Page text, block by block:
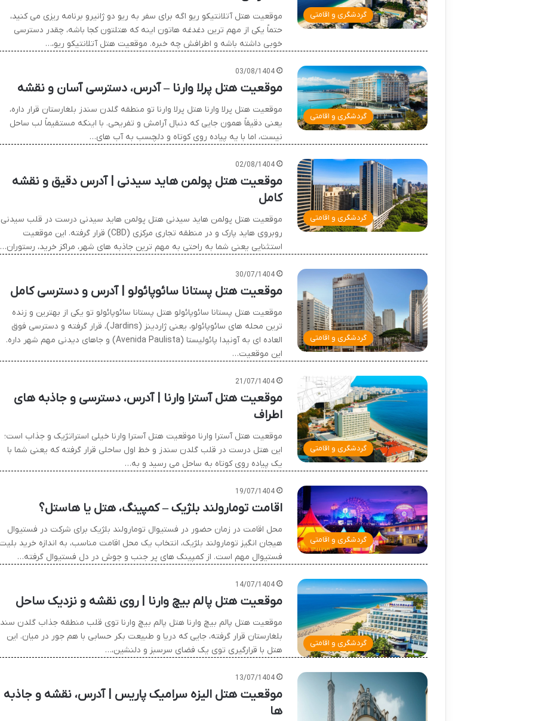
گردشگری و اقامتی
موقعیت هتل آتلانتیکو ریو اگه برای سفر به ریو دو ژانیرو برنامه ریزی می کنید،
حتماً یکی از مهم ترین دغدغه هاتون اینه که هتلتون کجا باشه، چقدر دسترسی
خوبی داشته باشه و اطرافش چه خبره. موقعیت هتل آتلانتیکو ریو،…
گردشگری و اقامتی
03/08/1404
موقعیت هتل پرلا وارنا – آدرس، دسترسی آسان و نقشه
موقعیت هتل پرلا وارنا هتل پرلا وارنا تو منطقه گلدن سندز بلغارستان قرار داره،
یعنی دقیقاً همون جایی که دنبال آرامش و تفریحی. با اینکه مستقیماً لب ساحل
نیست، اما با یه پیاده روی کوتاه و دلچسب به آب های…
گردشگری و اقامتی
02/08/1404
موقعیت هتل پولمن هاید سیدنی | آدرس دقیق و نقشه
کامل
موقعیت هتل پولمن هاید سیدنی هتل پولمن هاید سیدنی درست در قلب
روبروی هاید پارک و در منطقه تجاری مرکزی (CBD) قرار گرفته. این موقعیت
استثنایی یعنی شما به راحتی به مهم ترین جاذبه های شهر، مراکز خرید، رستوران…
گردشگری و اقامتی
30/07/1404
موقعیت هتل پستانا سائوپائولو | آدرس و دسترسی کامل
موقعیت هتل پستانا سائوپائولو هتل پستانا سائوپائولو تو یکی از بهترین و زنده
ترین محله های سائوپائولو، یعنی ژاردینز (Jardins)، قرار گرفته و دسترسی فوق
العاده ای به آونیدا پائولیستا (Avenida Paulista) و جاهای دیدنی مهم شهر داره.
این موقعیت…
گردشگری و اقامتی
21/07/1404
موقعیت هتل آسترا وارنا | آدرس، دسترسی و جاذبه های
اطراف
موقعیت هتل آسترا وارنا موقعیت هتل آسترا وارنا خیلی استراتژیک و جذاب است؛
این هتل درست در قلب گلدن سندز و خط اول ساحلی قرار گرفته که یعنی شما با
یک پیاده روی کوتاه به ساحل می رسید و به…
گردشگری و اقامتی
19/07/1404
اقامت تومارولند بلژیک – کمپینگ، هتل یا هاستل؟
محل اقامت در زمان حضور در فستیوال تومارولند بلژیک برای شرکت در فستیوال
هیجان انگیز تومارولند بلژیک، انتخاب یک محل اقامت مناسب، به اندازه خرید
فستیوال مهم است. از کمپینگ های پر جنب و جوش در دل فستیوال گرفته…
گردشگری و اقامتی
14/07/1404
موقعیت هتل پالم بیچ وارنا | روی نقشه و نزدیک ساحل
موقعیت هتل پالم بیچ وارنا هتل پالم بیچ وارنا توی قلب منطقه جذاب گلدن
بلغارستان قرار گرفته، جایی که دریا و طبیعت بکر حسابی با هم جور در میان. این
هتل با قرارگیری توی یک فضای سرسبز و دلنشین،…
13/07/1404
موقعیت هتل الیزه سرامیک پاریس | آدرس، نقشه و جاذبه
ها